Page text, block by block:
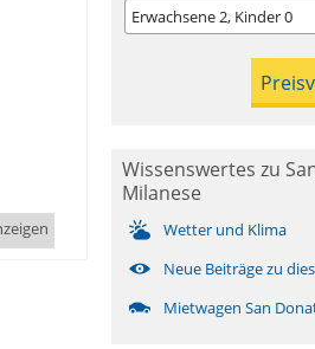
Erwachsene2, Kinder0
Wissenswertes zu
Milanese
Wetter und Klima
Neue Beiträge zu
Mietwagen San